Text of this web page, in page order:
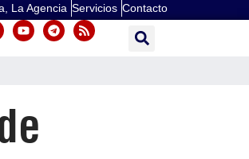
La Agencia Servicios Contacto